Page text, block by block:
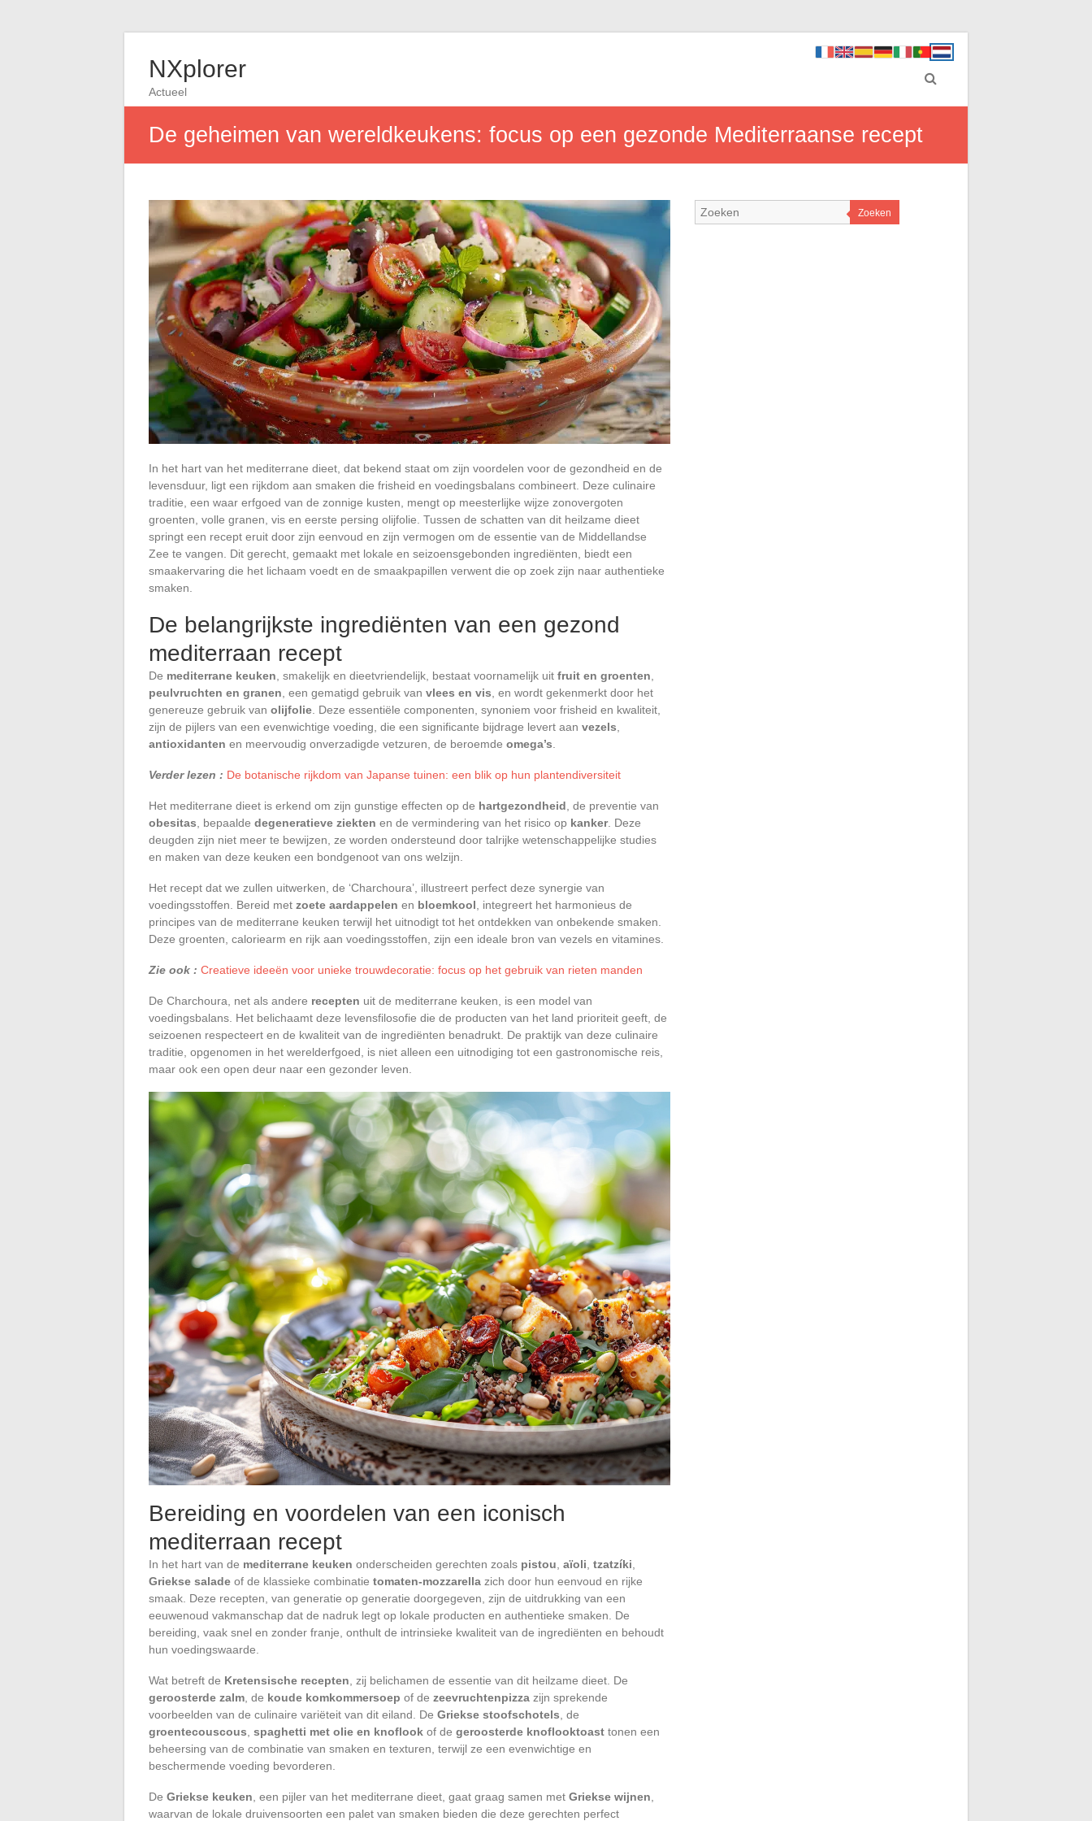
NXplorer
Actueel
De geheimen van wereldkeukens: focus op een gezonde Mediterraanse recept
In het hart van het mediterrane dieet, dat bekend staat om zijn voordelen voor de gezondheid en de
levensduur, ligt een rijkdom aan smaken die frisheid en voedingsbalans combineert. Deze culinaire
traditie, een waar erfgoed van de zonnige kusten, mengt op meesterlijke wijze zonovergoten
groenten, volle granen, vis en eerste persing olijfolie. Tussen de schatten van dit heilzame dieet
springt een recept eruit door zijn eenvoud en zijn vermogen om de essentie van de Middellandse
Zee te vangen. Dit gerecht, gemaakt met lokale en seizoensgebonden ingrediënten, biedt een
smaakervaring die het lichaam voedt en de smaakpapillen verwent die op zoek zijn naar authentieke
smaken.
De belangrijkste ingrediënten van een gezond
mediterraan recept
De mediterrane keuken , smakelijk en dieetvriendelijk, bestaat voornamelijk uit fruit en groenten
peulvruchten en granen , een gematigd gebruik van vlees en vis , en wordt gekenmerkt door het
genereuze gebruik van olijfolie . Deze essentiële componenten, synoniem voor frisheid en kwaliteit,
zijn de pijlers van een evenwichtige voeding, die een significante bijdrage levert aan vezels
antioxidanten en meervoudig onverzadigde vetzuren, de beroemde omega’s
Verder lezen : De botanische rijkdom van Japanse tuinen: een blik op hun plantendiversiteit
Het mediterrane dieet is erkend om zijn gunstige effecten op de hartgezondheid , de preventie van
obesitas , bepaalde degeneratieve ziekten en de vermindering van het risico op kanker. Deze
deugden zijn niet meer te bewijzen, ze worden ondersteund door talrijke wetenschappelijke studies
en maken van deze keuken een bondgenoot van ons welzijn.
Het recept dat we zullen uitwerken, de ‘Charchoura’, illustreert perfect deze synergie van
voedingsstoffen. Bereid met zoete aardappelen en bloemkool , integreert het harmonieus de
principes van de mediterrane keuken terwijl het uitnodigt tot het ontdekken van onbekende smaken.
Deze groenten, caloriearm en rijk aan voedingsstoffen, zijn een ideale bron van vezels en vitamines.
Zie ook : Creatieve ideeën voor unieke trouwdecoratie: focus op het gebruik van rieten manden
De Charchoura, net als andere recepten uit de mediterrane keuken, is een model van
voedingsbalans. Het belichaamt deze levensfilosofie die de producten van het land prioriteit geeft, de
seizoenen respecteert en de kwaliteit van de ingrediënten benadrukt. De praktijk van deze culinaire
traditie, opgenomen in het werelderfgoed, is niet alleen een uitnodiging tot een gastronomische reis,
maar ook een open deur naar een gezonder leven.
Bereiding en voordelen van een iconisch
mediterraan recept
In het hart van de mediterrane keuken onderscheiden gerechten zoals pistou aïoli tzatzíki
Griekse salade of de klassieke combinatie tomaten-mozzarella zich door hun eenvoud en rijke
smaak. Deze recepten, van generatie op generatie doorgegeven, zijn de uitdrukking van een
eeuwenoud vakmanschap dat de nadruk legt op lokale producten en authentieke smaken. De
bereiding, vaak snel en zonder franje, onthult de intrinsieke kwaliteit van de ingrediënten en behoudt
hun voedingswaarde.
Wat betreft de Kretensische recepten , zij belichamen de essentie van dit heilzame dieet. De
geroosterde zalm , de koude komkommersoep of de zeevruchtenpizza zijn sprekende
voorbeelden van de culinaire variëteit van dit eiland. De Griekse stoofschotels , de
groentecouscous spaghetti met olie en knoflook of de geroosterde knoflooktoast tonen een
beheersing van de combinatie van smaken en texturen, terwijl ze een evenwichtige en
beschermende voeding bevorderen.
De Griekse keuken , een pijler van het mediterrane dieet, gaat graag samen met Griekse wijnen
waarvan de lokale druivensoorten een palet van smaken bieden die deze gerechten perfect
Zoeken